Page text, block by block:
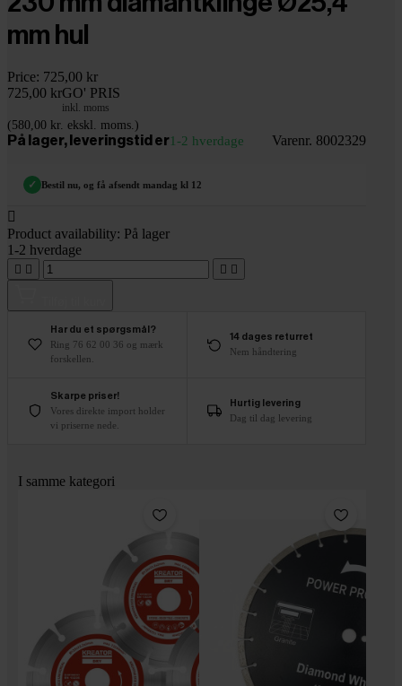
mm hul
Price: 725,00 kr
725,00 krGO' PRIS
inkl. moms
(580,00 kr. ekskl. moms.)
På lager, leveringstid er1-2 hverdage Varenr. 8002329
✓ Bestil nu, og få afsendt mandag kl 12

Product availability: På lager
1-2 hverdage
   
Har du et spørgsmål?
Ring 76 62 00 36 og mærk
forskellen.
14 dages returret
Nem håndtering
Skarpe priser!
Vores direkte import holder
vi priserne nede.
Hurtig levering
Dag til dag levering
I samme kategori